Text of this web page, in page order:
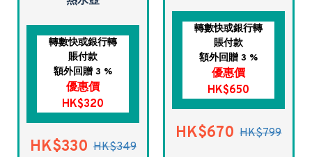
轉數快或銀行轉
賬付款
額外回贈 3 %
優惠價
HK$320
HK$330 HK$349
轉數快或銀行轉
賬付款
額外回贈 3 %
優惠價
HK$650
HK$670 HK$799